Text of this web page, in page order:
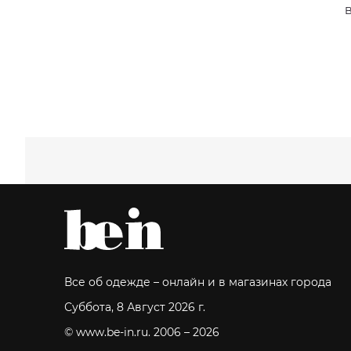
Все об одежде – онлайн и в магазинах города
Суббота, 8 Август 2026 г.
© www.be-in.ru. 2006 – 2026